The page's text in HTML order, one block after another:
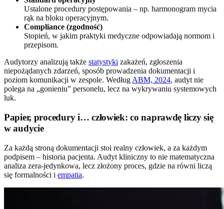
Ustalone procedury postępowania – np. harmonogram mycia
rąk na bloku operacyjnym.
Compliance (zgodność)
Stopień, w jakim praktyki medyczne odpowiadają normom i
przepisom.
Audytorzy analizują także statystyki zakażeń, zgłoszenia
niepożądanych zdarzeń, sposób prowadzenia dokumentacji i
poziom komunikacji w zespole. Według ABM, 2024, audyt nie
polega na „gonieniu” personelu, lecz na wykrywaniu systemowych
luk.
Papier, procedury i… człowiek: co naprawdę liczy się
w audycie
Za każdą stroną dokumentacji stoi realny człowiek, a za każdym
podpisem – historia pacjenta. Audyt kliniczny to nie matematyczna
analiza zera-jedynkowa, lecz złożony proces, gdzie na równi liczą
się formalności i empatia.